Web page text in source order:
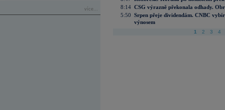
více...
8:14 CSG výrazně překonala odhady.
5:50 Srpen přeje dividendám. CNBC
výnosem
1 2 3 4